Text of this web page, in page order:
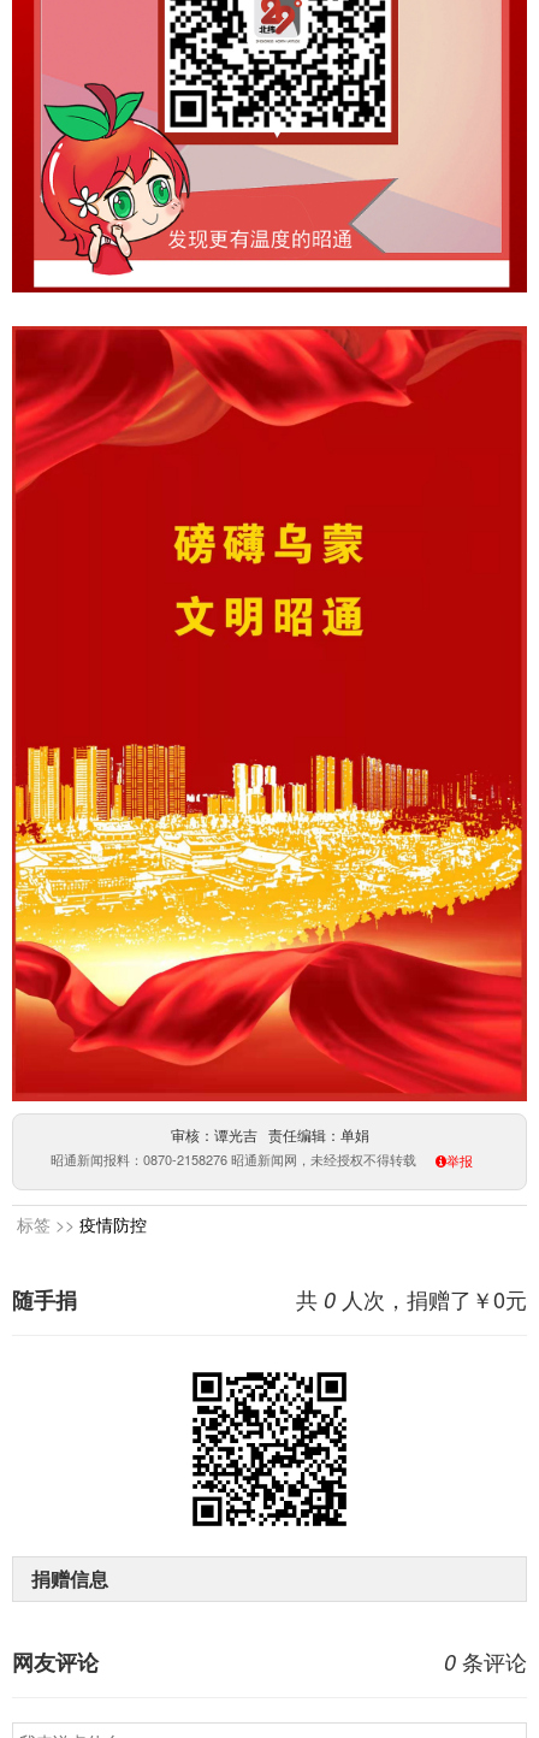
审核：谭光吉 责任编辑：单娟
昭通新闻报料：0870-2158276 昭通新闻网，未经授权不得转载 举报
标签 >> 疫情防控
共 0 人次，捐赠了￥0元
随手捐
捐赠信息
0 条评论
网友评论